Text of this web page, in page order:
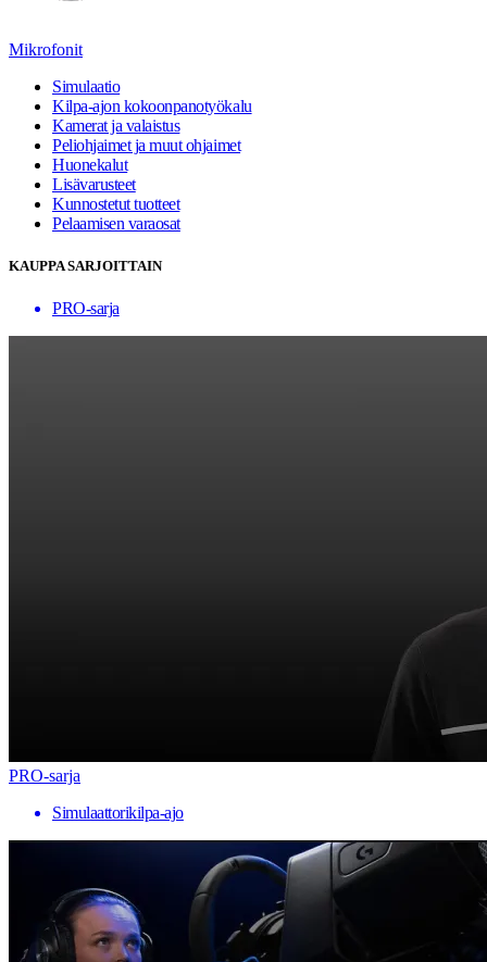
Mikrofonit
Simulaatio
Kilpa-ajon kokoonpanotyökalu
Kamerat ja valaistus
Peliohjaimet ja muut ohjaimet
Huonekalut
Lisävarusteet
Kunnostetut tuotteet
Pelaamisen varaosat
KAUPPA SARJOITTAIN
PRO-sarja
PRO-sarja
Simulaattorikilpa-ajo